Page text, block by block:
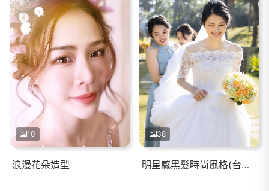
10
浪漫花朵造型
38
明星感黑髮時尚風格(台南桂田)